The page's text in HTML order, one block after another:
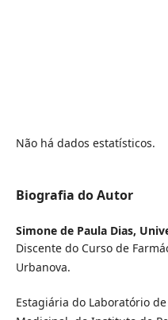
Não há dados estatísticos.
Biografia do Autor
Simone de Paula Dias,
Discente do Curso de
Urbanova.
Estagiária do Laboratório